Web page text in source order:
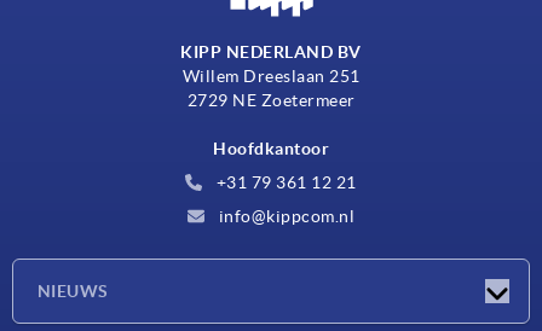
KIPP NEDERLAND BV
Willem Dreeslaan 251
2729 NE Zoetermeer
Hoofdkantoor
+31 79 361 12 21
info@kippcom.nl
NIEUWS